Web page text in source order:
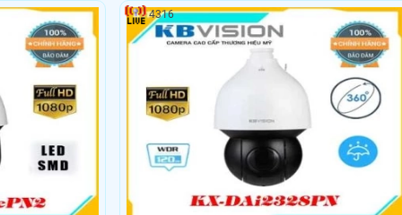
TiF-A bao
năng quan
hồng ngoại,
bảo vệ
kết nối và
CMOS kích thước 1/2. 8. ,Độ phân giải 2
25/30fps@2MP. ,Chuẩn nén hình ảnh H
4316